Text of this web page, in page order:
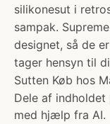
silikonesut i
sampak.
designet, så de
tager hensyn til
Sutten Køb hos
Dele af
med hjælp fra AI.